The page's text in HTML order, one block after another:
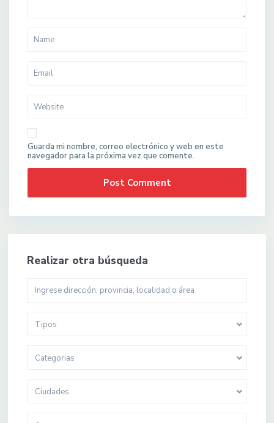
Guarda mi nombre, correo electrónico y web en este
navegador para la próxima vez que comente.
Realizar otra búsqueda
Tipos
Categorias
Ciudades